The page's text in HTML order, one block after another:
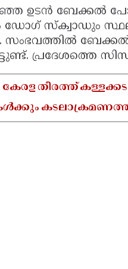
ഉടൻ ബേക്കൽ
ഡോഗ് സ്ക്വാഡും
സംഭവത്തിൽ
പ്രദേശത്തെ
കേരള തീരത്ത്